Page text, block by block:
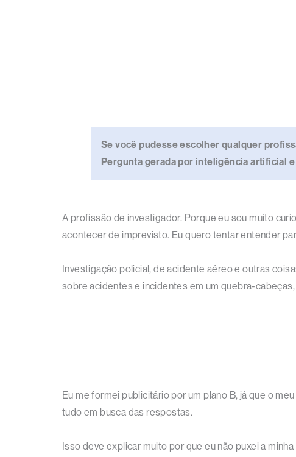
Se você pudesse escolher qualquer
Pergunta gerada por inteligência artificial
A profissão de investigador. Porque eu sou muito
acontecer de imprevisto. Eu quero tentar entender
Investigação policial, de acidente aéreo e outras
sobre acidentes e incidentes em um quebra-
Eu me formei publicitário por um plano B, já que o
tudo em busca das respostas.
Isso deve explicar muito por que eu não puxei a